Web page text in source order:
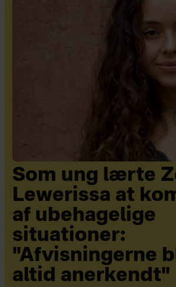
Som ung lærte
Lewerissa at
af ubehagelige
situationer:
"Afvisningerne
altid anerkendt"